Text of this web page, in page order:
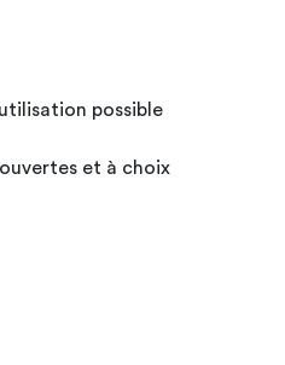
possible
et à choix